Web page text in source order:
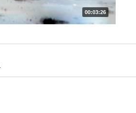
00:03:26